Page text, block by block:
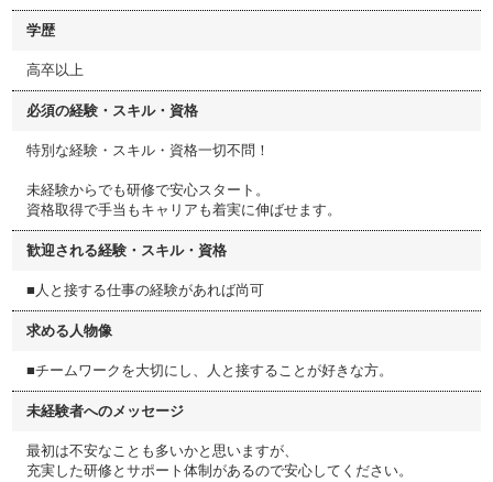
学歴
高卒以上
必須の経験・スキル・資格
特別な経験・スキル・資格一切不問！
未経験からでも研修で安心スタート。
資格取得で手当もキャリアも着実に伸ばせます。
歓迎される経験・スキル・資格
■人と接する仕事の経験があれば尚可
求める人物像
■チームワークを大切にし、人と接することが好きな方。
未経験者へのメッセージ
最初は不安なことも多いかと思いますが、
充実した研修とサポート体制があるので安心してください。